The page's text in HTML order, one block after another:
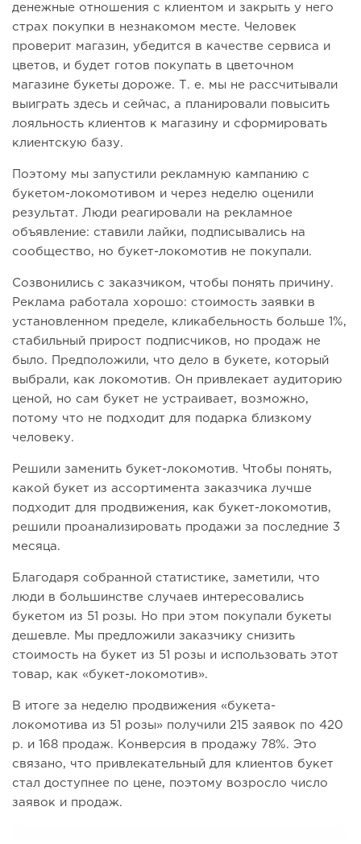
денежные отношения с клиентом и закрыть у него
страх покупки в незнакомом месте. Человек
проверит магазин, убедится в качестве сервиса и
цветов, и будет готов покупать в цветочном
магазине букеты дороже. Т. е. мы не рассчитывали
выиграть здесь и сейчас, а планировали повысить
лояльность клиентов к магазину и сформировать
клиентскую базу.
Поэтому мы запустили рекламную кампанию с
букетом-локомотивом и через неделю оценили
результат. Люди реагировали на рекламное
объявление: ставили лайки, подписывались на
сообщество, но букет-локомотив не покупали.
Созвонились с заказчиком, чтобы понять причину.
Реклама работала хорошо: стоимость заявки в
установленном пределе, кликабельность больше 1%,
стабильный прирост подписчиков, но продаж не
было. Предположили, что дело в букете, который
выбрали, как локомотив. Он привлекает аудиторию
ценой, но сам букет не устраивает, возможно,
потому что не подходит для подарка близкому
человеку.
Решили заменить букет-локомотив. Чтобы понять,
какой букет из ассортимента заказчика лучше
подходит для продвижения, как букет-локомотив,
решили проанализировать продажи за последние 3
месяца.
Благодаря собранной статистике, заметили, что
люди в большинстве случаев интересовались
букетом из 51 розы. Но при этом покупали букеты
дешевле. Мы предложили заказчику снизить
стоимость на букет из 51 розы и использовать этот
товар, как «букет-локомотив».
В итоге за неделю продвижения «букета-
локомотива из 51 розы» получили 215 заявок по 420
р. и 168 продаж. Конверсия в продажу 78%. Это
связано, что привлекательный для клиентов букет
стал доступнее по цене, поэтому возросло число
заявок и продаж.